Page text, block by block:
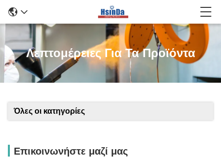
Λεπτομέρειες Για Τα Προϊόντα
Όλες οι κατηγορίες
Επικοινωνήστε μαζί μας